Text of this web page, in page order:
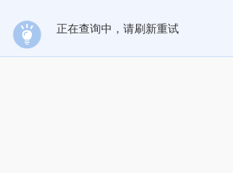
正在查询中，请刷新重试